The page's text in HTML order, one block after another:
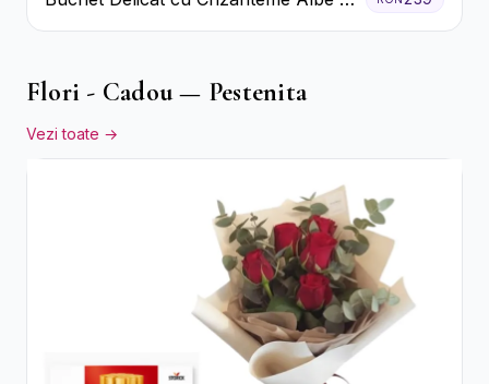
Mov
Flori - Cadou — Pestenita
Vezi toate →